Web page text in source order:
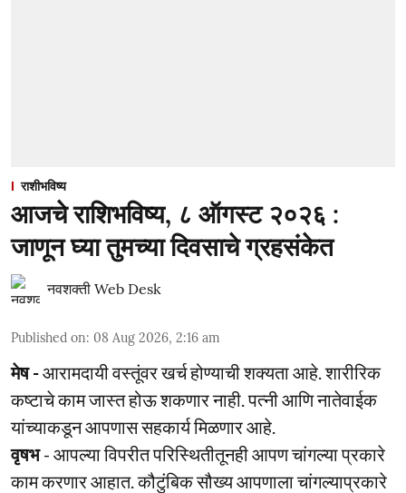
राशीभविष्य
आजचे राशिभविष्य, ८ ऑगस्ट २०२६ :
जाणून घ्या तुमच्या दिवसाचे ग्रहसंकेत
नवशक्ती Web Desk
Published on: 08 Aug 2026, 2:16 am
मेष -आरामदायी वस्तूंवर खर्च होण्याची शक्यता आहे. शारीरिक
कष्टाचे काम जास्त होऊ शकणार नाही. पत्नी आणि नातेवाईक
यांच्याकडून आपणास सहकार्य मिळणार आहे.
वृषभ- आपल्या विपरीत परिस्थितीतूनही आपण चांगल्या प्रकारे
काम करणार आहात. कौटुंबिक सौख्य आपणाला चांगल्याप्रकारे